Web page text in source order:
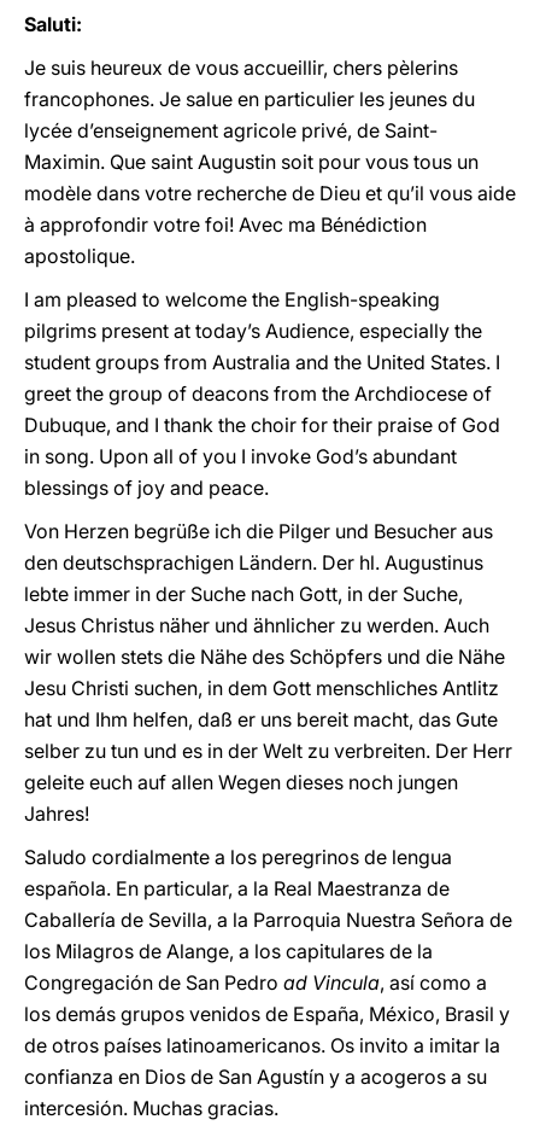
Saluti:
Je suis heureux de vous accueillir, chers pèlerins
francophones. Je salue en particulier les jeunes du
lycée d’enseignement agricole privé, de Saint-
Maximin. Que saint Augustin soit pour vous tous un
modèle dans votre recherche de Dieu et qu’il vous aide
à approfondir votre foi! Avec ma Bénédiction
apostolique.
I am pleased to welcome the English-speaking
pilgrims present at today’s Audience, especially the
student groups from Australia and the United States. I
greet the group of deacons from the Archdiocese of
Dubuque, and I thank the choir for their praise of God
in song. Upon all of you I invoke God’s abundant
blessings of joy and peace.
Von Herzen begrüße ich die Pilger und Besucher aus
den deutschsprachigen Ländern. Der hl. Augustinus
lebte immer in der Suche nach Gott, in der Suche,
Jesus Christus näher und ähnlicher zu werden. Auch
wir wollen stets die Nähe des Schöpfers und die Nähe
Jesu Christi suchen, in dem Gott menschliches Antlitz
hat und Ihm helfen, daß er uns bereit macht, das Gute
selber zu tun und es in der Welt zu verbreiten. Der Herr
geleite euch auf allen Wegen dieses noch jungen
Jahres!
Saludo cordialmente a los peregrinos de lengua
española. En particular, a la Real Maestranza de
Caballería de Sevilla, a la Parroquia Nuestra Señora de
los Milagros de Alange, a los capitulares de la
Congregación de San Pedro ad Vincula, así como a
los demás grupos venidos de España, México, Brasil y
de otros países latinoamericanos. Os invito a imitar la
confianza en Dios de San Agustín y a acogeros a su
intercesión. Muchas gracias.